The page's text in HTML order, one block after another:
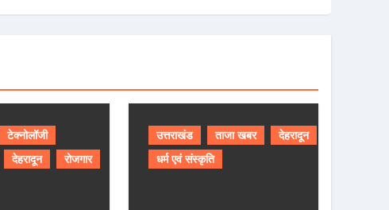
टेक्नोलॉजी
देहरादून रोजगार
उत्तराखंड ताजा खबर
देहरादून
धर्म एवं संस्कृति